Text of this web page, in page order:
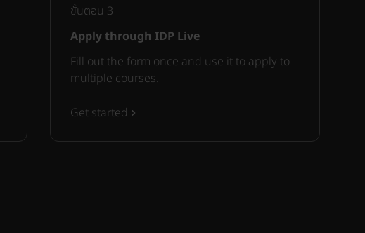
ขั้นตอน 3
Apply through IDP Live
Fill out the form once and use it to apply to
multiple courses.
Get started